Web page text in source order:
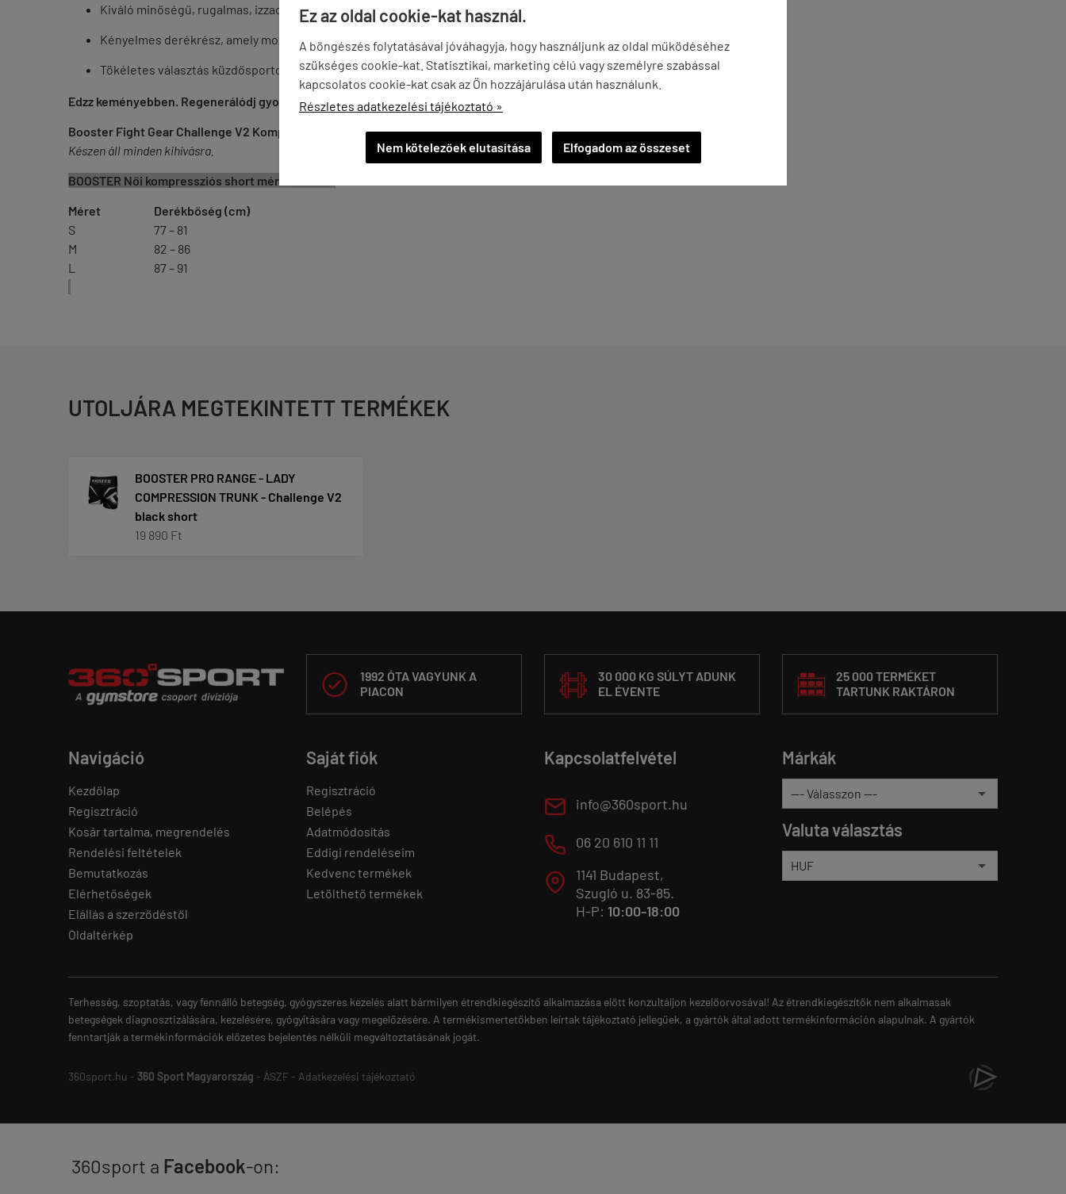
Ez az oldal cookie-kat használ.
A böngészés folytatásával jóváhagyja, hogy használjunk az oldal működéséhez
szükséges cookie-kat. Statisztikai, marketing célú vagy személyre szabással
kapcsolatos cookie-kat csak az Ön hozzájárulása után használunk.
Részletes adatkezelési tájékoztató »
Nem kötelezőek elutasítása Elfogadom az összeset
Kiváló minőségű, rugalmas, izzadságelvezető anyag
Kényelmes derékrész, amely mozgás közben is a helyén marad
Tökéletes választás küzdősportokhoz és minden aktív edzéshez
Edzz keményebben. Regenerálódj gyorsabban. Nézz ki profin.
Booster Fight Gear Challenge V2 Kompressziós Rövidnadrág
Készen áll minden kihívásra.
BOOSTER Női kompressziós short mérettáblázat
Méret
Derékbőség (cm)
S
77 – 81
M
82 – 86
L
87 – 91
UTOLJÁRA MEGTEKINTETT TERMÉKEK
BOOSTER PRO RANGE - LADY
COMPRESSION TRUNK - Challenge V2
black short
19 890 Ft

1992 ÓTA VAGYUNK A
PIACON
30 000 KG SÚLYT ADUNK
EL ÉVENTE
25 000 TERMÉKET
TARTUNK RAKTÁRON
Navigáció
Kezdőlap
Regisztráció
Kosár tartalma, megrendelés
Rendelési feltételek
Bemutatkozás
Elérhetőségek
Elállás a szerződéstől
Oldaltérkép
Saját fiók
Regisztráció
Belépés
Adatmódosítás
Eddigi rendeléseim
Kedvenc termékek
Letölthető termékek
Kapcsolatfelvétel
E info@360sport.hu
M 06 20 610 11 11
T
1141 Budapest,
Szugló u. 83-85.
H-P: 10:00-18:00
Márkák
Valuta választás
Terhesség, szoptatás, vagy fennálló betegség, gyógyszeres kezelés alatt bármilyen étrendkiegészítő alkalmazása előtt konzultáljon kezelőorvosával! Az étrendkiegészítők nem alkalmasak
betegségek diagnosztizálására, kezelésére, gyógyítására vagy megelőzésére. A termékismertetőkben leírtak tájékoztató jellegűek, a gyártók által adott termékinformáción alapulnak. A gyártók
fenntartják a termékinformációk előzetes bejelentés nélküli megváltoztatásának jogát.
360sport.hu - 360 Sport Magyarország - ÁSZF - Adatkezelési tájékoztató
360sport a Facebook-on: